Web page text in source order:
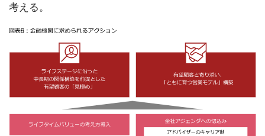
考える。